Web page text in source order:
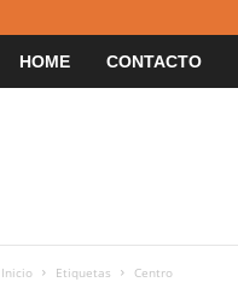
HOME CONTACTO
Inicio Etiquetas Centro